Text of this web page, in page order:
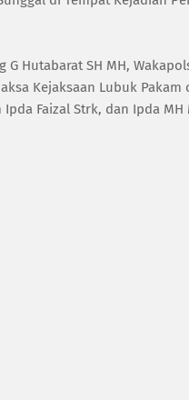
Hutabarat SH MH,
Kejaksaan Lubuk
Faizal Strk, dan Ipda